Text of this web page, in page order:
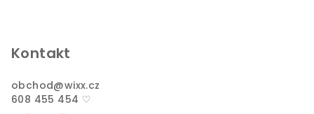
Kontakt
obchod@wixx.cz
608 455 454 ♡